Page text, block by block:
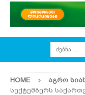
HOME ᲐᲒᲠᲝ
სექტემბერს